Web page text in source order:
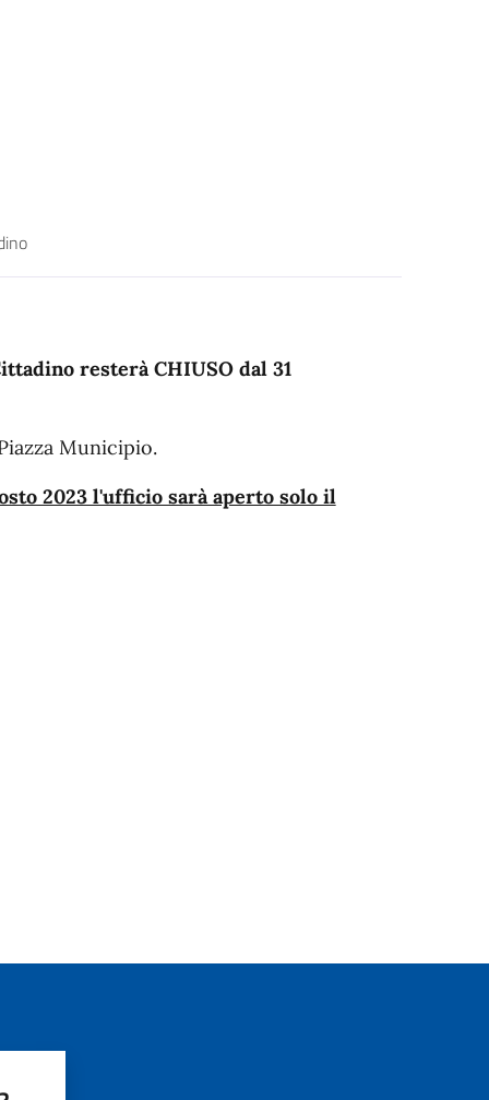
resterà CHIUSO dal 31
Municipio.
2023 l'ufficio sarà aperto solo il